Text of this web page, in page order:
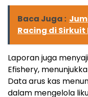
Baca Juga :
Racing di
Laporan juga
Efishery,
Data arus kas
dalam mengelola